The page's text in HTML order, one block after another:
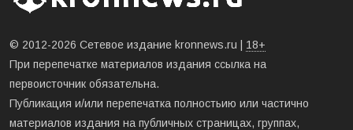
© 2012-2026 Сетевое издание kronnews.ru | 18+
При перепечатке материалов издания ссылка на
первоисточник обязательна.
Публикация и/или перепечатка полностьию или частично
материалов издания на публичных страницах, группах,